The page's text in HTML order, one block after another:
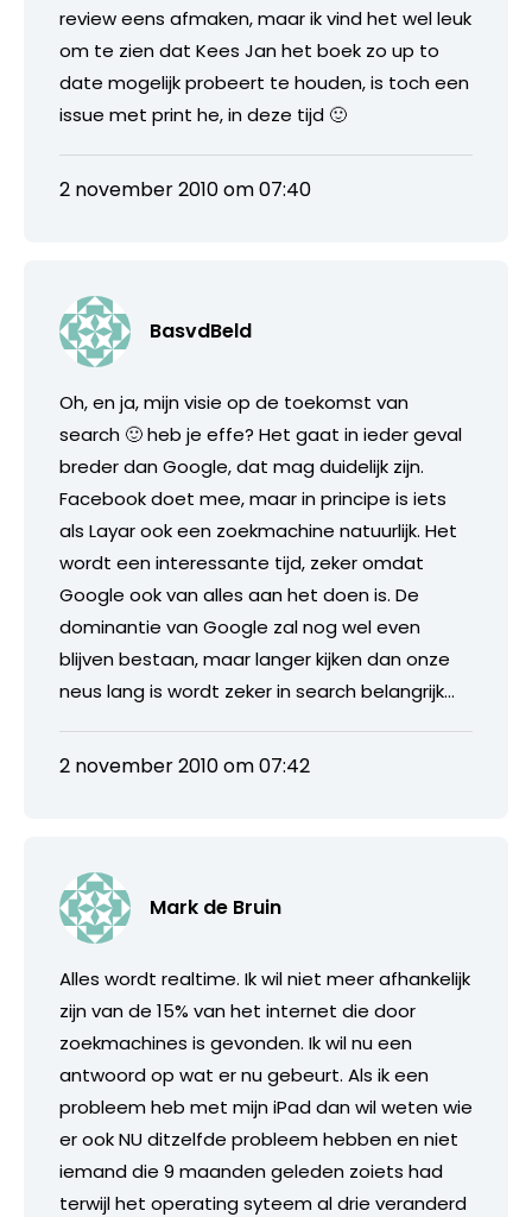
review eens afmaken, maar ik vind het wel leuk
om te zien dat Kees Jan het boek zo up to
date mogelijk probeert te houden, is toch een
issue met print he, in deze tijd 🙂
2 november 2010 om 07:40
BasvdBeld
Oh, en ja, mijn visie op de toekomst van
search 🙂 heb je effe? Het gaat in ieder geval
breder dan Google, dat mag duidelijk zijn.
Facebook doet mee, maar in principe is iets
als Layar ook een zoekmachine natuurlijk. Het
wordt een interessante tijd, zeker omdat
Google ook van alles aan het doen is. De
dominantie van Google zal nog wel even
blijven bestaan, maar langer kijken dan onze
neus lang is wordt zeker in search belangrijk…
2 november 2010 om 07:42
Mark de Bruin
Alles wordt realtime. Ik wil niet meer afhankelijk
zijn van de 15% van het internet die door
zoekmachines is gevonden. Ik wil nu een
antwoord op wat er nu gebeurt. Als ik een
probleem heb met mijn iPad dan wil weten wie
er ook NU ditzelfde probleem hebben en niet
iemand die 9 maanden geleden zoiets had
terwijl het operating syteem al drie veranderd